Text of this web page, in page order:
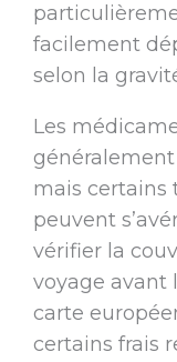
facilement
selon la
Les
généralement
mais certains
peuvent
vérifier la
voyage avant
carte
certains frais